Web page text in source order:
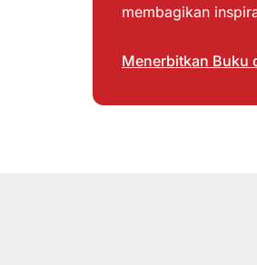
membagikan
Menerbitkan Buku